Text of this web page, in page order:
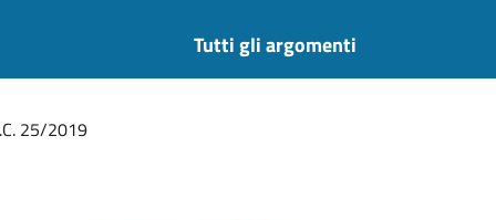
Tutti gli argomenti
25/2019